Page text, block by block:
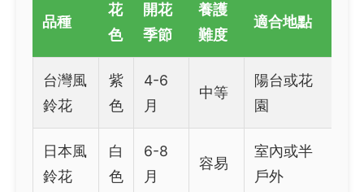
品種
花
色
開花
季節
養護
難度
適合地點
台灣風
鈴花
紫
色
4-6
月
中等
陽台或花
園
日本風
鈴花
白
色
6-8
月
容易
室內或半
戶外